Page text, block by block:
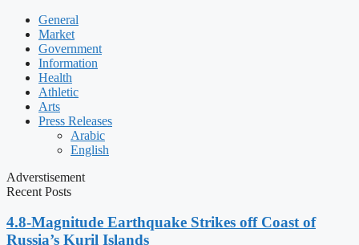
General
Market
Government
Information
Health
Athletic
Arts
Press Releases
Arabic
English
Adverstisement
Recent Posts
4.8-Magnitude Earthquake Strikes off Coast of
Russia’s Kuril Islands